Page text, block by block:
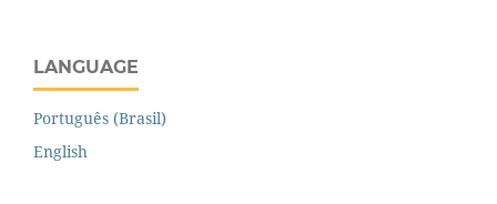
LANGUAGE
Português (Brasil)
English